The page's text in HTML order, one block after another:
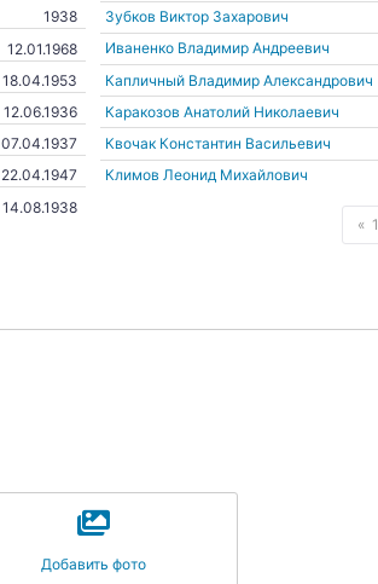
1938
12.01.1968
18.04.1953
12.06.1936
07.04.1937
22.04.1947
14.08.1938
Зубков Виктор Захарович
Иваненко Владимир Андреевич
Капличный Владимир Александрович
Каракозов Анатолий Николаевич
Квочак Константин Васильевич
Климов Леонид Михайлович
1
Добавить фото